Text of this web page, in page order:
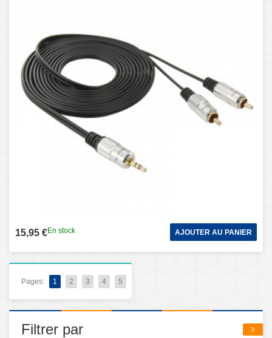
15,95 €En stock AJOUTER AU PANIER
Pages: 1 2 3 4 5
Filtrer par